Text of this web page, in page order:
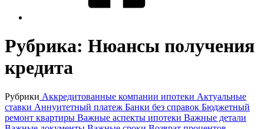
Рубрика: Нюансы получения
кредита
Рубрики Аккредитованные компании ипотеки Актуальные
ставки Аннуитетный платеж Банки без справок Бюджетный
ремонт квартиры Важные аспекты ипотеки Важные детали